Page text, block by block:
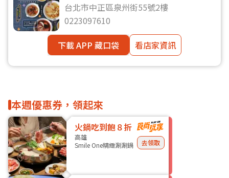
台北市中正區泉州街55號2樓
0223097610
下載 APP 藏口袋
看店家資訊
本週優惠券，領起來
火鍋吃到飽８折
高雄
Smile One精緻涮涮鍋
去領取